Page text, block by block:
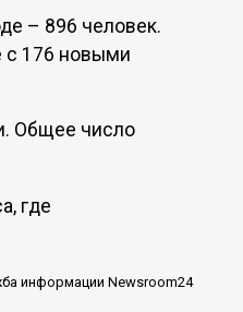
– 896 человек.
с 176 новыми
Общее число
где
информации Newsroom24